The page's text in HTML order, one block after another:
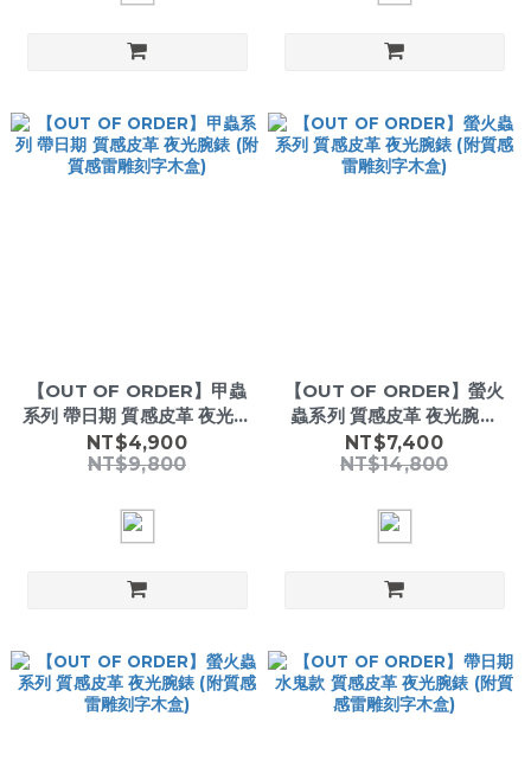
【OUT OF ORDER】甲蟲
系列 帶日期 質感皮革 夜光腕
錶 (附質感雷雕刻字木盒)
NT$4,900
NT$9,800
【OUT OF ORDER】螢火
蟲系列 質感皮革 夜光腕錶
(附質感雷雕刻字木盒)
NT$7,400
NT$14,800